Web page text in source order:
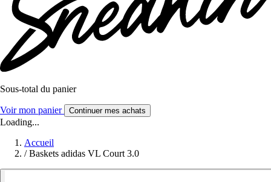
Sous-total du panier
Voir mon panier Continuer mes achats
Loading...
Accueil
/ Baskets adidas VL Court 3.0